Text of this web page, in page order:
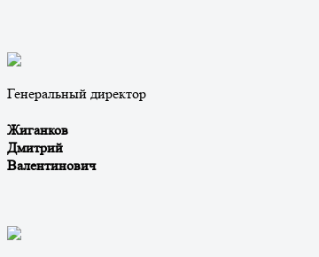
Генеральный директор
Жиганков
Дмитрий
Валентинович